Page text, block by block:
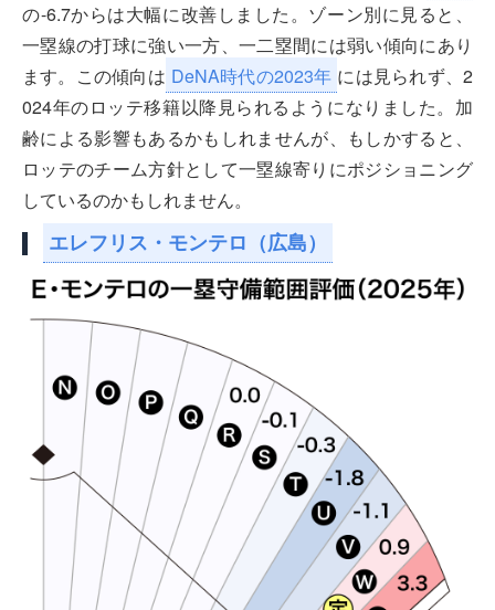
の-6.7からは大幅に改善しました。ゾーン別に見ると、
一塁線の打球に強い一方、一二塁間には弱い傾向にあり
ます。この傾向は DeNA時代の2023年 には見られず、2
024年のロッテ移籍以降見られるようになりました。加
齢による影響もあるかもしれませんが、もしかすると、
ロッテのチーム方針として一塁線寄りにポジショニング
しているのかもしれません。
エレフリス・モンテロ（広島）